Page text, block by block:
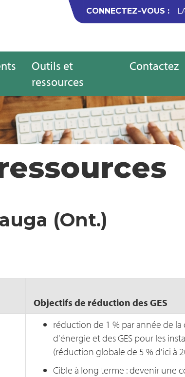
Outils et
ressources
Contactez
CONNECTEZ-VOUS :
(Ont.)
Objectifs de réduction des GES
réduction de 1 % par année de
d'énergie et des GES pour les
(réduction globale de 5 % d'ici à
Cible à long terme : devenir une